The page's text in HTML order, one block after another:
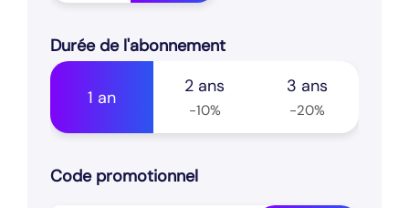
Durée de l'abonnement
1 an
2 ans
-10%
3 ans
-20%
Code promotionnel